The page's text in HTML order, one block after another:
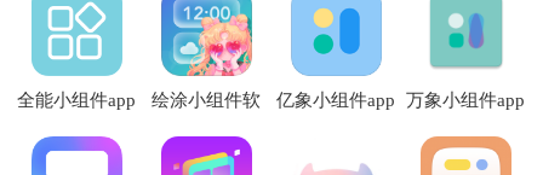
简单设置桌面，不管大家是在工作中还是平
全能小组件app
绘涂小组件软
亿象小组件app
万象小组件app